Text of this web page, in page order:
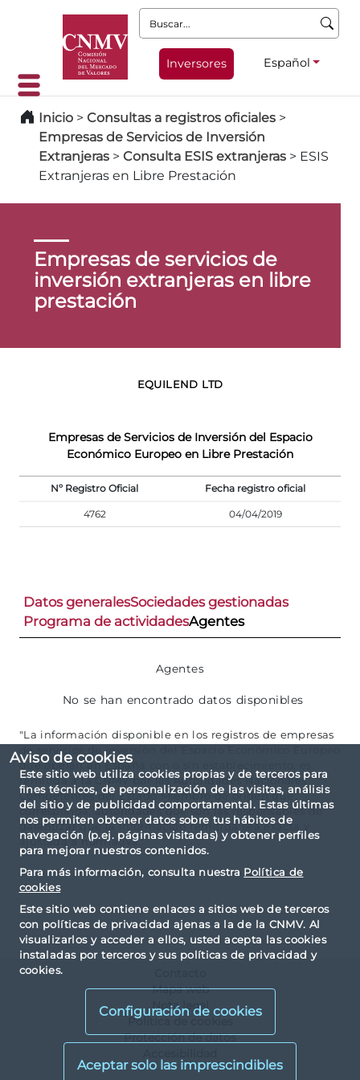
Aviso de cookies
Este sitio web utiliza cookies propias y de terceros para
fines técnicos, de personalización de las visitas, análisis
del sitio y de publicidad comportamental. Estas últimas
nos permiten obtener datos sobre tus hábitos de
navegación (p.ej. páginas visitadas) y obtener perfiles
para mejorar nuestros contenidos.
Para más información, consulta nuestra Política de
cookies
Este sitio web contiene enlaces a sitios web de terceros
con políticas de privacidad ajenas a la de la CNMV. Al
visualizarlos y acceder a ellos, usted acepta las cookies
instaladas por terceros y sus políticas de privacidad y
cookies.
Configuración de cookies
Buscar:
Inversores Español
Inicio > Consultas a registros oficiales >
Empresas de Servicios de Inversión
Extranjeras > Consulta ESIS extranjeras > ESIS
Extranjeras en Libre Prestación
Empresas de servicios de
inversión extranjeras en libre
prestación
EQUILEND LTD
Empresas de Servicios de Inversión del Espacio
Económico Europeo en Libre Prestación
Nº Registro Oficial Fecha registro oficial
4762 04/04/2019
Datos generalesSociedades gestionadas
Programa de actividadesAgentes
Agentes
No se han encontrado datos disponibles
"La información disponible en los registros de empresas
de servicios de inversión del Espacio Económico Europeo
que operan en España con o sin establecimiento, es
remitida a la CNMV por las Autoridades Nacionales
Competentes del Estado Miembro de origen que
corresponda, autoridades que son las responsables de
garantizar que la información remitida sea exacta y
ajustada a normativa."
Mapa web
Nota legal
Política de cookies
Protección de datos